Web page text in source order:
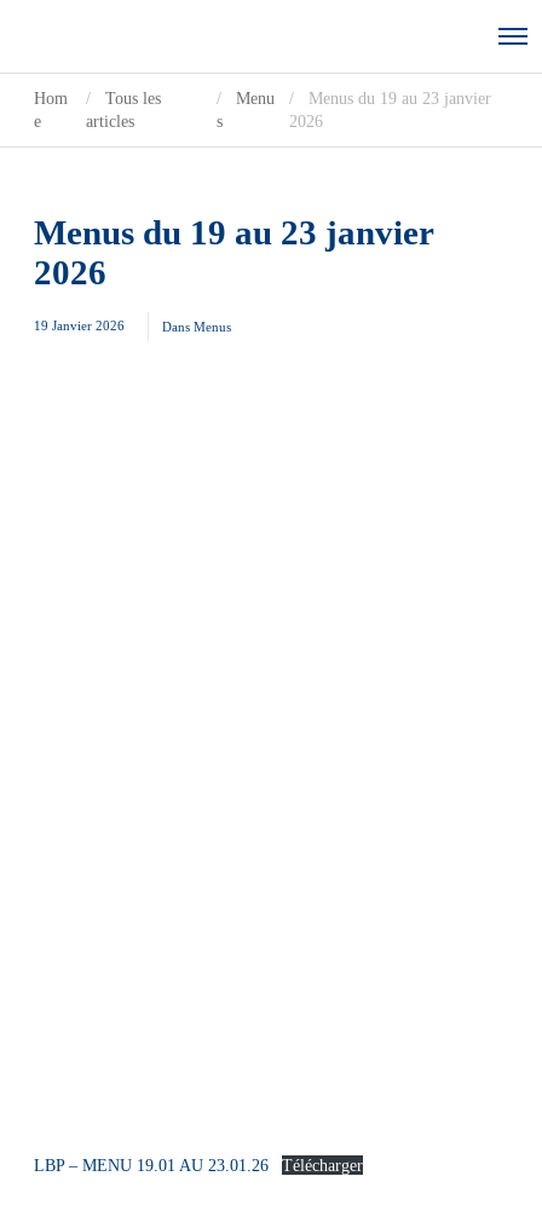
Hom
e
Tous les
articles
Menu
s
Menus du 19 au 23 janvier
2026
Menus du 19 au 23 janvier
2026
19 Janvier 2026 Dans Menus
LBP – MENU 19.01 AU 23.01.26 Télécharger